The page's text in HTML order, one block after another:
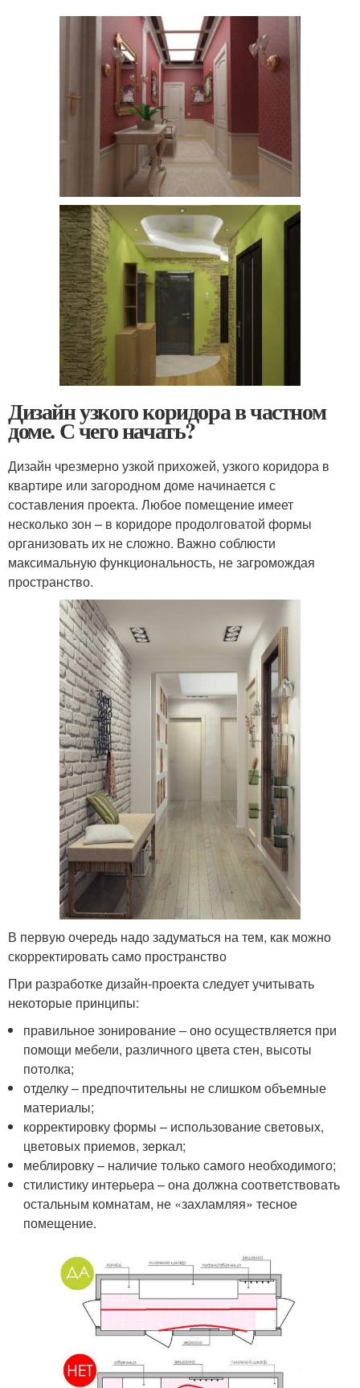
Дизайн узкого коридора в частном
доме. С чего начать?
Дизайн чрезмерно узкой прихожей, узкого коридора в
квартире или загородном доме начинается с
составления проекта. Любое помещение имеет
несколько зон – в коридоре продолговатой формы
организовать их не сложно. Важно соблюсти
максимальную функциональность, не загромождая
пространство.
В первую очередь надо задуматься на тем, как можно
скорректировать само пространство
При разработке дизайн-проекта следует учитывать
некоторые принципы:
правильное зонирование – оно осуществляется при
помощи мебели, различного цвета стен, высоты
потолка;
отделку – предпочтительны не слишком объемные
материалы;
корректировку формы – использование световых,
цветовых приемов, зеркал;
меблировку – наличие только самого необходимого;
стилистику интерьера – она должна соответствовать
остальным комнатам, не «захламляя» тесное
помещение.